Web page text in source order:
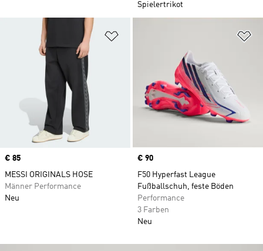
Spielertrikot
Zur Wunschliste hinzufügen
Price
€ 85
MESSI ORIGINALS HOSE
Männer Performance
Neu
Price
€ 90
F50 Hyperfast League
Fußballschuh, feste Böden
Performance
3 Farben
Neu